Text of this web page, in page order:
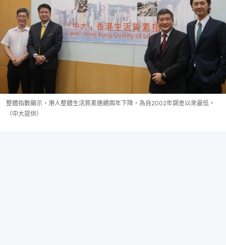
整體指數顯示，港人整體生活質素連續兩年下降，為自2002年調查以來最低。
（中大提供）